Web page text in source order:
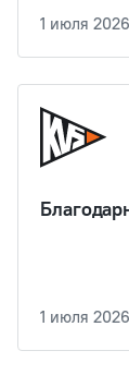
1 июля 2026
1 июля 2026